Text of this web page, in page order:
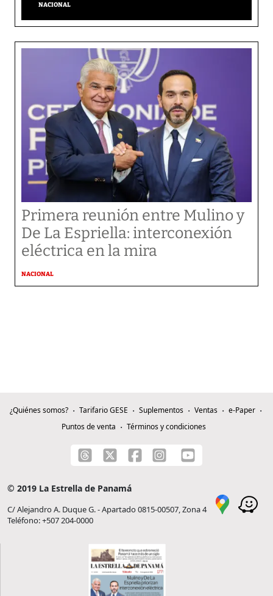
NACIONAL
Primera reunión entre Mulino y
De La Espriella: interconexión
eléctrica en la mira
NACIONAL
¿Quiénes somos? Tarifario GESE Suplementos Ventas
e-Paper
Puntos de venta
Términos y condiciones
© 2019 La Estrella de Panamá
C/ Alejandro A. Duque G. - Apartado 0815-00507, Zona 4
Teléfono: +507 204-0000